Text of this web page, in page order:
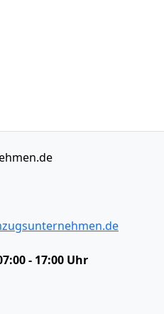
- 17:00 Uhr